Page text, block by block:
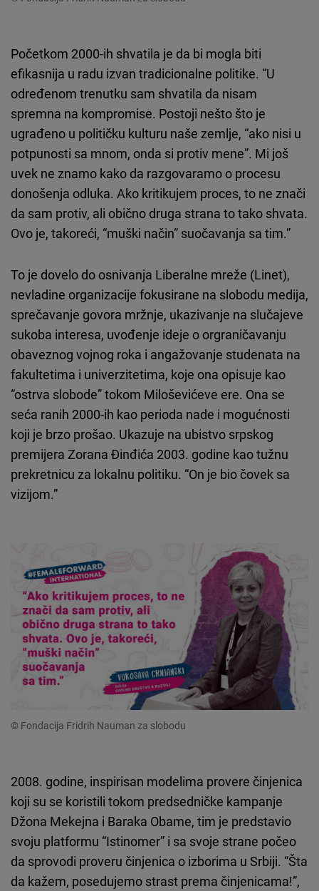
Početkom 2000-ih shvatila je da bi mogla biti
efikasnija u radu izvan tradicionalne politike. “U
određenom trenutku sam shvatila da nisam
spremna na kompromise. Postoji nešto što je
ugrađeno u političku kulturu naše zemlje, “ako nisi u
potpunosti sa mnom, onda si protiv mene”. Mi još
uvek ne znamo kako da razgovaramo o procesu
donošenja odluka. Ako kritikujem proces, to ne znači
da sam protiv, ali obično druga strana to tako shvata.
Ovo je, takoreći, “muški način” suočavanja sa tim.”
To je dovelo do osnivanja Liberalne mreže (Linet),
nevladine organizacije fokusirane na slobodu medija,
sprečavanje govora mržnje, ukazivanje na slučajeve
sukoba interesa, uvođenje ideje o orgraničavanju
obaveznog vojnog roka i angažovanje studenata na
fakultetima i univerzitetima, koje ona opisuje kao
“ostrva slobode” tokom Miloševićeve ere. Ona se
seća ranih 2000-ih kao perioda nade i mogućnosti
koji je brzo prošao. Ukazuje na ubistvo srpskog
premijera Zorana Đinđića 2003. godine kao tužnu
prekretnicu za lokalnu politiku. “On je bio čovek sa
vizijom.”
© Fondacija Fridrih Nauman za slobodu
2008. godine, inspirisan modelima provere činjenica
koji su se koristili tokom predsedničke kampanje
Džona Mekejna i Baraka Obame, tim je predstavio
svoju platformu “Istinomer” i sa svoje strane počeo
da sprovodi proveru činjenica o izborima u Srbiji. “Šta
da kažem, posedujemo strast prema činjenicama!”,